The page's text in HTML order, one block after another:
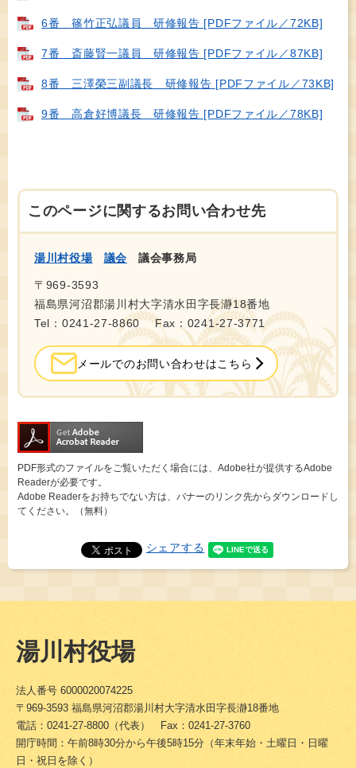
6番 篠竹正弘議員 研修報告 [PDFファイル／72KB]
7番 斎藤賢一議員 研修報告 [PDFファイル／87KB]
8番 三澤榮三副議長 研修報告 [PDFファイル／73KB]
9番 高倉好博議長 研修報告 [PDFファイル／78KB]
このページに関するお問い合わせ先
湯川村役場 議会 議会事務局
〒969-3593
福島県河沼郡湯川村大字清水田字長瀞18番地
Tel：0241-27-8860
Fax：0241-27-3771
メールでのお問い合わせはこちら
PDF形式のファイルをご覧いただく場合には、Adobe社が提供するAdobe
Readerが必要です。
Adobe Readerをお持ちでない方は、バナーのリンク先からダウンロードし
てください。（無料）
シェアする
湯川村役場
法人番号 6000020074225
〒969-3593 福島県河沼郡湯川村大字清水田字長瀞18番地
電話：0241-27-8800（代表） Fax：0241-27-3760
開庁時間：午前8時30分から午後5時15分（年末年始・土曜日・日曜
日・祝日を除く）